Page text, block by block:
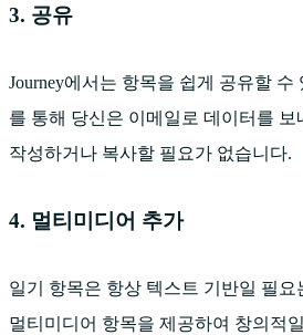
3. 공유
Journey에서는 항목을 쉽게 공유할 수
를 통해 당신은 이메일로 데이터를 보
작성하거나 복사할 필요가 없습니다.
4. 멀티미디어 추가
일기 항목은 항상 텍스트 기반일 필요
멀티미디어 항목을 제공하여 창의적